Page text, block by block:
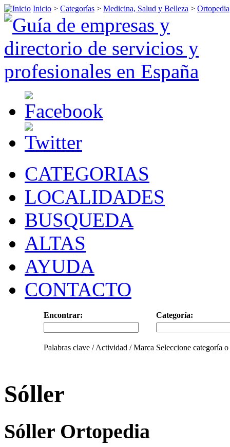
Inicio > Categorías > Medicina, Salud y Belleza > Ortopedia
CATEGORIAS
LOCALIDADES
BUSQUEDA
ALTAS
AYUDA
CONTACTO
Encontrar: Categoría:
Palabras clave / Actividad / Marca Seleccione categoría
Sóller
Sóller Ortopedia